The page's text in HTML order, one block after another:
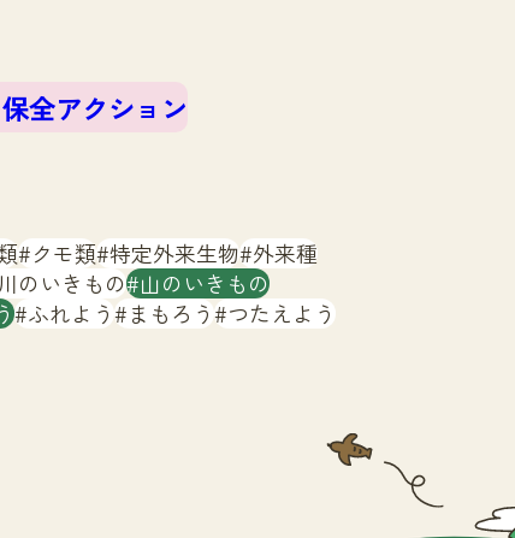
保全アクション
クモ類 特定外来生物 外来種
川のいきもの 山のいきもの
ふれよう まもろう つたえよう